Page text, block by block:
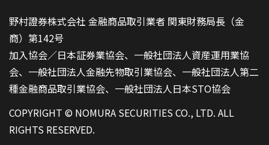
野村證券株式会社 金融商品取引業者 関東財務局長（金
商）第142号
加入協会／日本証券業協会、一般社団法人資産運用業協
会、一般社団法人金融先物取引業協会、一般社団法人第二
種金融商品取引業協会、一般社団法人日本STO協会
COPYRIGHT © NOMURA SECURITIES CO., LTD. ALL
RIGHTS RESERVED.